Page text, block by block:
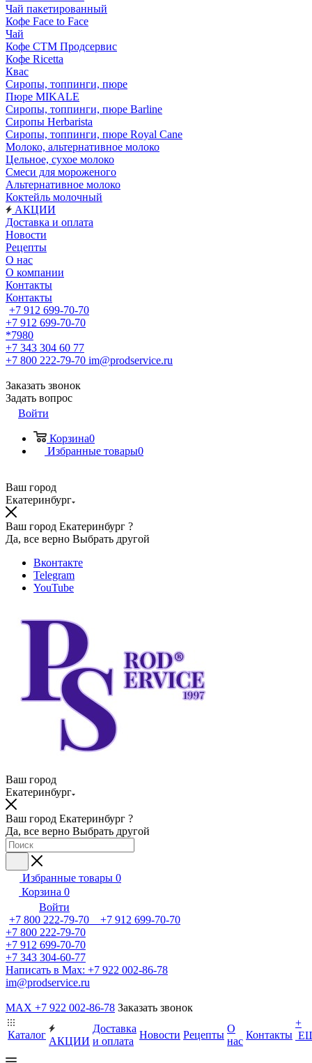
Чай пакетированный
Кофе Face to Face
Чай
Кофе СТМ Продсервис
Кофе Ricetta
Квас
Сиропы, топпинги, пюре
Пюре MIKALE
Сиропы, топпинги, пюре Barline
Сиропы Herbarista
Сиропы, топпинги, пюре Royal Cane
Молоко, альтернативное молоко
Цельное, сухое молоко
Смеси для мороженого
Альтернативное молоко
Коктейль молочный
АКЦИИ
Доставка и оплата
Новости
Рецепты
О нас
О компании
Контакты
Контакты
+7 912 699-70-70
+7 912 699-70-70
*7980
+7 343 304 60 77
+7 800 222-79-70 im@prodservice.ru
Заказать звонок
Задать вопрос
Войти
Корзина0
Избранные товары0
Ваш город
Екатеринбург
Ваш город Екатеринбург ?
Да, все верно Выбрать другой
Вконтакте
Telegram
YouTube
Ваш город
Екатеринбург
Ваш город Екатеринбург ?
Да, все верно Выбрать другой
Избранные товары 0
Корзина 0
Войти
+7 800 222-79-70 +7 912 699-70-70
+7 800 222-79-70
+7 912 699-70-70
+7 343 304-60-77
Написать в Max: +7 922 002-86-78
im@prodservice.ru
MAX +7 922 002-86-78 Заказать звонок
Каталог
АКЦИИ
Доставка
и оплата
Новости Рецепты
О
нас
Контакты
+